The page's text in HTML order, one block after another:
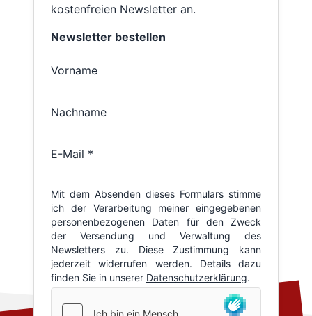
kostenfreien Newsletter an.